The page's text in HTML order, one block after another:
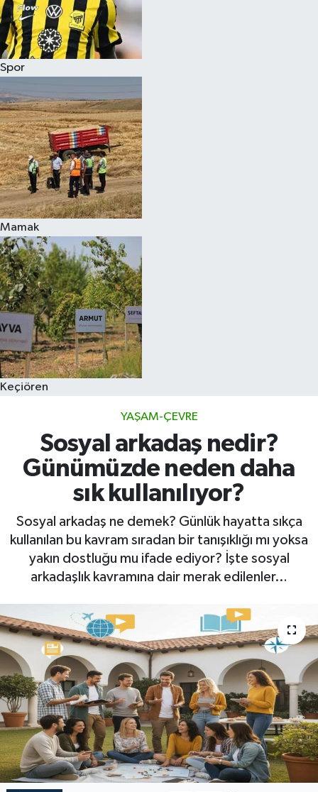
Spor
Mamak
Keçiören
YAŞAM-ÇEVRE
Sosyal arkadaş nedir?
Günümüzde neden daha
sık kullanılıyor?
Sosyal arkadaş ne demek? Günlük hayatta sıkça
kullanılan bu kavram sıradan bir tanışıklığı mı yoksa
yakın dostluğu mu ifade ediyor? İşte sosyal
arkadaşlık kavramına dair merak edilenler…